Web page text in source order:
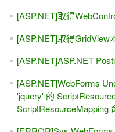
[ASP.NET]取得
[ASP.NET]取得GridView
[ASP.NET]ASP.NET
[ASP.NET]WebForms
'jquery' 的
ScriptResourceMapping